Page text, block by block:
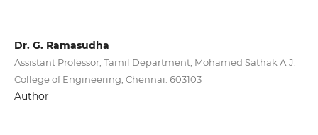
Dr. G. Ramasudha
Assistant Professor, Tamil Department, Mohamed Sathak A.J.
College of Engineering, Chennai. 603103
Author